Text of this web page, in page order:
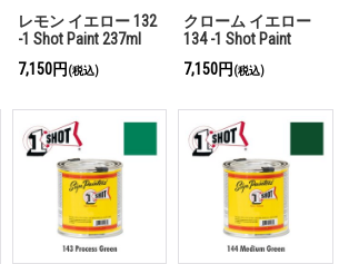
レモン イエロー 132
-1 Shot Paint 237ml
7,150円 (税込)
クローム イエロー
134 -1 Shot Paint
7,150円 (税込)